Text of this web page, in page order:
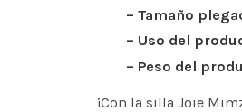
– Tamaño
– Uso del
– Peso del
¡Con la silla Joie